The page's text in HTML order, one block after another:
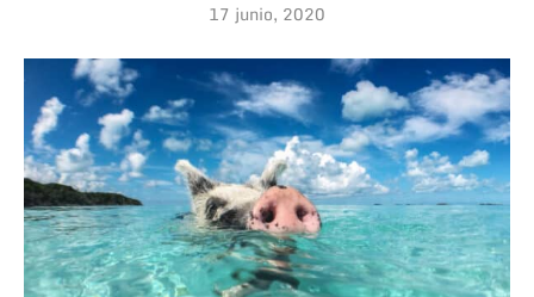
17 junio, 2020